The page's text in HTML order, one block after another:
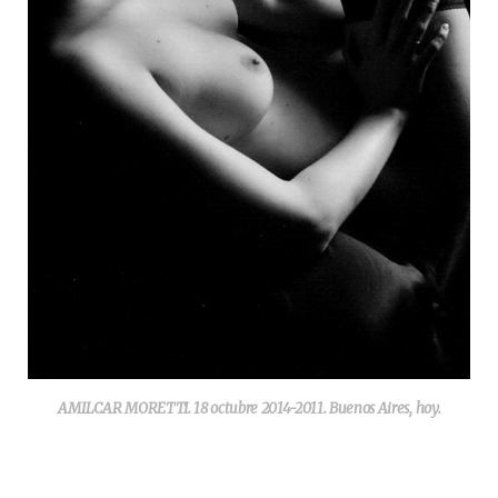
AMILCAR MORETTI. 18 octubre 2014-2011. Buenos Aires, hoy.